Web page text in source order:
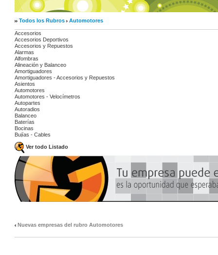
Todos los Rubros Automotores
Accesorios
Accesorios Deportivos
Accesorios y Repuestos
Alarmas
Alfombras
Alineación y Balanceo
Amortiguadores
Amortiguadores - Accesorios y Repuestos
Asientos
Automotores
Automotores - Velocímetros
Autopartes
Autoradios
Balanceo
Baterías
Bocinas
Bujías - Cables
Burletes
Carburación y Encendido - Reparaciones
Cerraduras
Cerrajerías
Chapa y Pintura - Reparaciones
Colocación de butacas
Dirección Hidráulica
Electricidad - Accesorios y Materiales
Electricidad - Reparaciones
Electricidad - Repuestos
Equipamiento
Equipamiento para Utilitarios
Frenos
Ver todo Listado
Nuevas empresas del rubro Automotores